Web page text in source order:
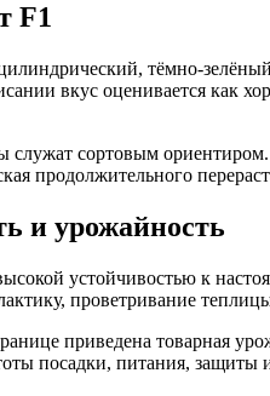
F1
тёмно-
вкус оценивается как
служат сортовым
продолжительного
и урожайность
устойчивостью к
проветривание
приведена товарная
посадки, питания, защиты и